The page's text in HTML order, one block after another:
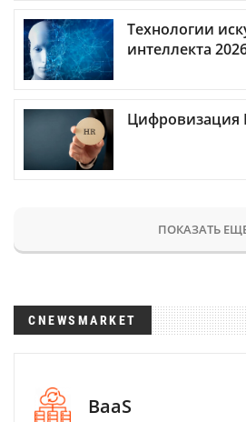
Технологии
интеллекта
Цифровизация
ПОКАЗАТЬ
CNEWSMARKET
BaaS